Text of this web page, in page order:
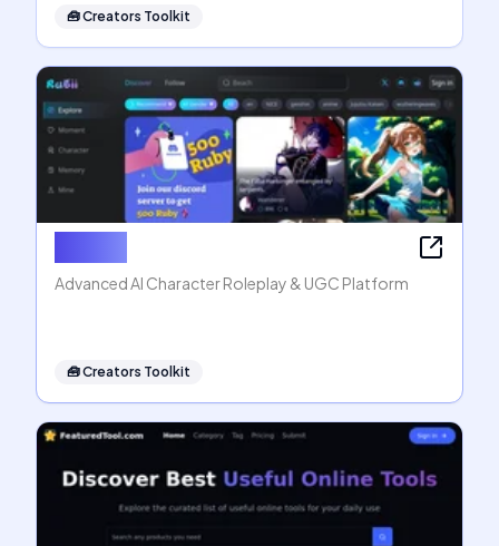
🧰Creators Toolkit
Advanced AI Character Roleplay & UGC Platform
🧰Creators Toolkit